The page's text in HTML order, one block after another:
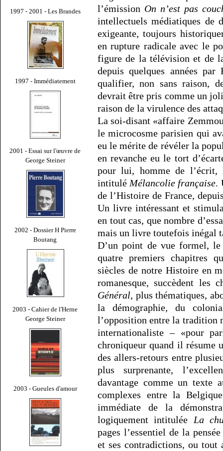
1997 - 2001 - Les Brandes
1997 - Immédiatement
2001 - Essai sur l'œuvre de
George Steiner
2002 - Dossier H Pierre
Boutang
2003 - Cahier de l'Herne
George Steiner
2003 - Gueules d'amour
l’émission On n’est pas
intellectuels médiatiques de
exigeante, toujours
en rupture radicale avec le
figure de la télévision et de
depuis quelques années
qualifier, non sans raison,
devrait être pris comme un
raison de la virulence des
La soi-disant «affaire
le microcosme parisien qui
eu le mérite de révéler la
en revanche eu le tort
pour lui, homme de l’écrit,
intitulé Mélancolie française.
de l’Histoire de France,
Un livre intéressant et
en tout cas, que nombre
mais un livre toutefois inégal
D’un point de vue formel,
quatre premiers chapitres
siècles de notre Histoire en
romanesque, succèdent les
Général, plus thématiques,
la démographie, du
l’opposition entre la tradition
internationaliste – «pour
chroniqueur quand il résume
des allers-retours entre
plus surprenante,
davantage comme un texte
complexes entre la
immédiate de la
logiquement intitulée La
pages l’essentiel de la
et ses contradictions, ou tout